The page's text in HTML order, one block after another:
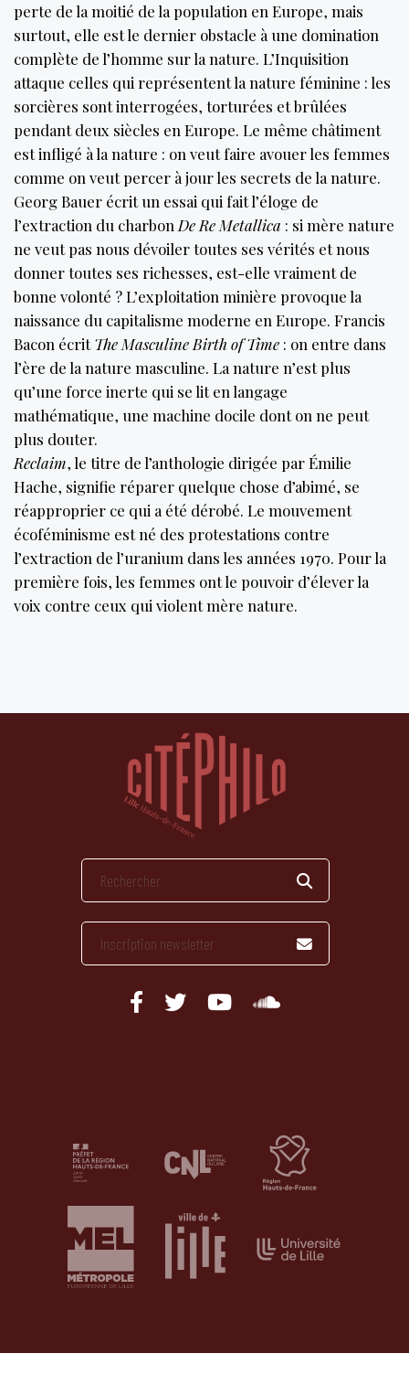
perte de la moitié de la population en Europe, mais
surtout, elle est le dernier obstacle à une domination
complète de l’homme sur la nature. L’Inquisition
attaque celles qui représentent la nature féminine : les
sorcières sont interrogées, torturées et brûlées
pendant deux siècles en Europe. Le même châtiment
est infligé à la nature : on veut faire avouer les femmes
comme on veut percer à jour les secrets de la nature.
Georg Bauer écrit un essai qui fait l’éloge de
l’extraction du charbonDe Re Metallica : si mère nature
ne veut pas nous dévoiler toutes ses vérités et nous
donner toutes ses richesses, est-elle vraiment de
bonne volonté ? L’exploitation minière provoque la
naissance du capitalisme moderne en Europe. Francis
Bacon écritThe Masculine Birth of Time : on entre dans
l’ère de la nature masculine. La nature n’est plus
qu’une force inerte qui se lit en langage
mathématique, une machine docile dont on ne peut
plus douter.
Reclaim, le titre de l’anthologie dirigée par Émilie
Hache, signifie réparer quelque chose d’abimé, se
réapproprier ce qui a été dérobé. Le mouvement
écoféminisme est né des protestations contre
l’extraction de l’uranium dans les années 1970. Pour la
première fois, les femmes ont le pouvoir d’élever la
voix contre ceux qui violent mère nature.